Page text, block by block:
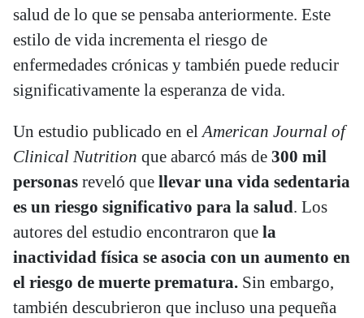
salud de lo que se pensaba anteriormente. Este
estilo de vida incrementa el riesgo de
enfermedades crónicas y también puede reducir
significativamente la esperanza de vida.
Un estudio publicado en elAmerican Journal of
Clinical Nutrition que abarcó más de 300 mil
personas reveló que llevar una vida sedentaria
es un riesgo significativo para la salud. Los
autores del estudio encontraron que la
inactividad física se asocia con un aumento en
el riesgo de muerte prematura. Sin embargo,
también descubrieron que incluso una pequeña